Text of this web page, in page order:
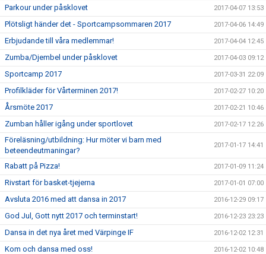
Parkour under påsklovet 2017-04-07 13:53
Plötsligt händer det - Sportcampsommaren 2017 2017-04-06 14:49
Erbjudande till våra medlemmar! 2017-04-04 12:45
Zumba/Djembel under påsklovet 2017-04-03 09:12
Sportcamp 2017 2017-03-31 22:09
Profilkläder för Vårterminen 2017! 2017-02-27 10:20
Årsmöte 2017 2017-02-21 10:46
Zumban håller igång under sportlovet 2017-02-17 12:26
Föreläsning/utbildning: Hur möter vi barn med
beteendeutmaningar?
2017-01-17 14:41
Rabatt på Pizza! 2017-01-09 11:24
Rivstart för basket-tjejerna 2017-01-01 07:00
Avsluta 2016 med att dansa in 2017 2016-12-29 09:17
God Jul, Gott nytt 2017 och terminstart! 2016-12-23 23:23
Dansa in det nya året med Värpinge IF 2016-12-02 12:31
Kom och dansa med oss! 2016-12-02 10:48